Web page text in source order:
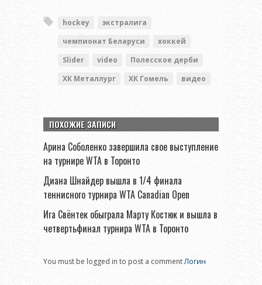
hockey
экстралига
чемпионат Беларуси
хоккей
Slider
video
Полесское дерби
ХК Металлург
ХК Гомель видео
ПОХОЖИЕ ЗАПИСИ
Арина Соболенко завершила свое выступление
на турнире WTA в Торонто
Диана Шнайдер вышла в 1/4 финала
теннисного турнира WTA Canadian Open
Ига Свёнтек обыграла Марту Костюк и вышла в
четвертьфинал турнира WTA в Торонто
You must be logged in to post a commentЛогин